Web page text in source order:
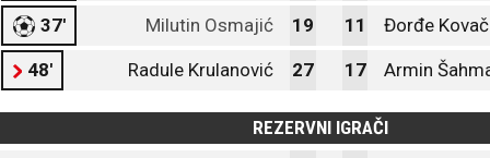
37' Milutin Osmajić 19 11 Đorđe
48' Radule Krulanović 27 17 Armin
REZERVNI IGRAČI